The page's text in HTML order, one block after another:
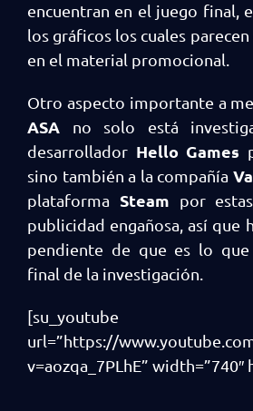
encuentran en el juego final,
los gráficos los cuales
en el material promocional.
Otro aspecto importante a
ASA no solo está
desarrollador Hello Games
sino también a la compañía
plataforma Steam por
publicidad engañosa, así que
pendiente de que es lo
final de la investigación.
[su_youtube
url=”https://
v=aozqa_7PLhE” width=”740″